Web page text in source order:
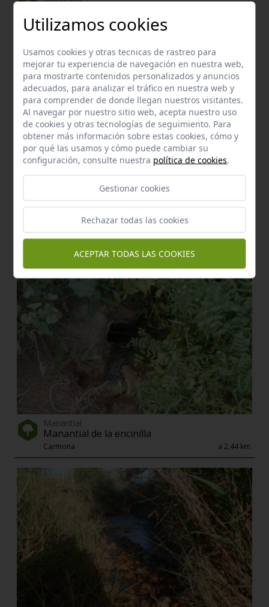
Carmona
Manantial de la mina
a 2,35 km.
Manantial
Manantial de la encinilla
Carmona a 2,44 km.
Utilizamos cookies
Usamos cookies y otras tecnicas de rastreo para
mejorar tu experiencia de navegación en nuestra web,
para mostrarte contenidos personalizados y anuncios
adecuados, para analizar el tráfico en nuestra web y
para comprender de donde llegan nuestros visitantes.
Al navegar por nuestro sitio web, acepta nuestro uso
de cookies y otras tecnologías de seguimiento. Para
obtener más información sobre estas cookies, cómo y
por qué las usamos y cómo puede cambiar su
configuración, consulte nuestra política de cookies.
Gestionar cookies
Rechazar todas las cookies
ACEPTAR TODAS LAS COOKIES